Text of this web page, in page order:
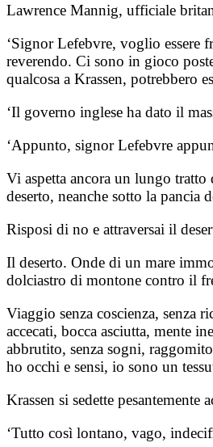
Lawrence Mannig, ufficiale
‘Signor Lefebvre, voglio essere
reverendo. Ci sono in gioco
qualcosa a Krassen, potrebbero
‘Il governo inglese ha dato il
‘Appunto, signor Lefebvre
Vi aspetta ancora un lungo tratto
deserto, neanche sotto la pancia
Risposi di no e attraversai il
Il deserto. Onde di un mare
dolciastro di montone contro il
Viaggio senza coscienza, senza
accecati, bocca asciutta, mente
abbrutito, senza sogni,
ho occhi e sensi, io sono un
Krassen si sedette
‘Tutto così lontano, vago,